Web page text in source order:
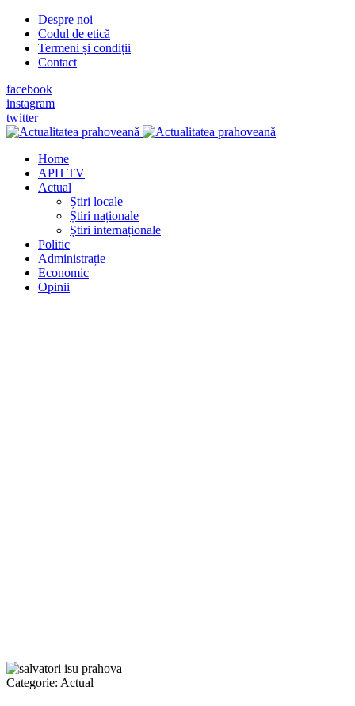
Despre noi
Codul de etică
Termeni și condiții
Contact
facebook
instagram
twitter
Home
APH TV
Actual
Știri locale
Știri naționale
Știri internaționale
Politic
Administrație
Economic
Opinii
Categorie: Actual